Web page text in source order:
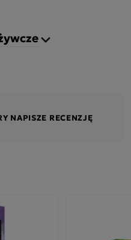
NAPISZE RECENZJĘ